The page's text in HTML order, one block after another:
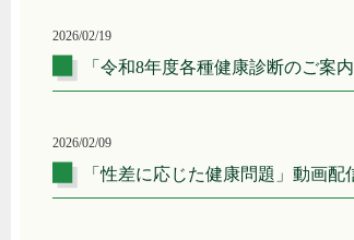
2026/02/19
「令和8年度各種健康診断のご案
2026/02/09
「性差に応じた健康問題」動画配